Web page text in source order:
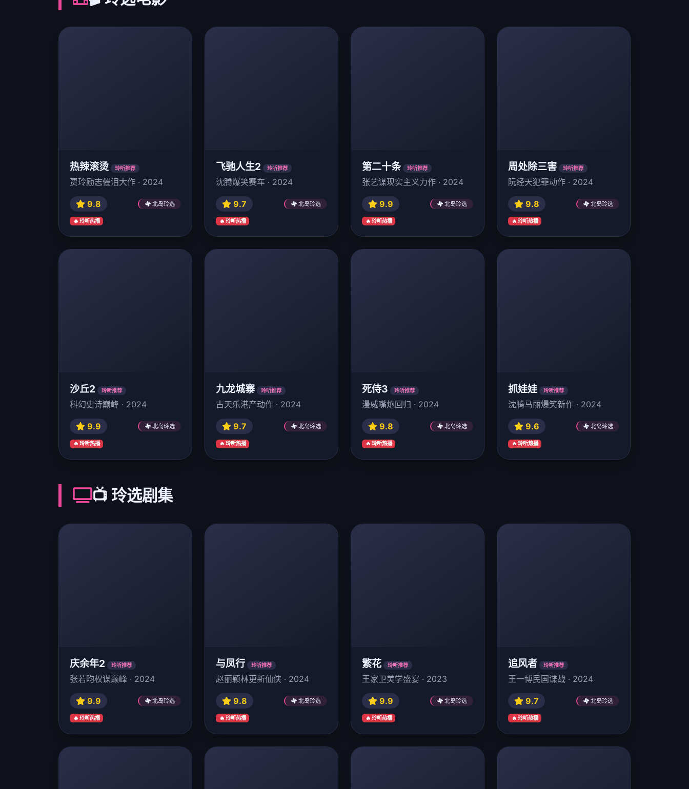
热辣滚烫 玲听推荐
贾玲励志催泪大作 · 2024
9.8 北岛玲选
🔥 玲听热播
飞驰人生2 玲听推荐
沈腾爆笑赛车 · 2024
9.7 北岛玲选
🔥 玲听热播
第二十条 玲听推荐
张艺谋现实主义力作 · 2024
9.9 北岛玲选
🔥 玲听热播
周处除三害 玲听推荐
阮经天犯罪动作 · 2024
9.8 北岛玲选
🔥 玲听热播
沙丘2 玲听推荐
科幻史诗巅峰 · 2024
9.9 北岛玲选
🔥 玲听热播
九龙城寨 玲听推荐
古天乐港产动作 · 2024
9.7 北岛玲选
🔥 玲听热播
死侍3 玲听推荐
漫威嘴炮回归 · 2024
9.8 北岛玲选
🔥 玲听热播
抓娃娃 玲听推荐
沈腾马丽爆笑新作 · 2024
9.6 北岛玲选
🔥 玲听热播
📺 玲选剧集
庆余年2 玲听推荐
张若昀权谋巅峰 · 2024
9.9 北岛玲选
🔥 玲听热播
与凤行 玲听推荐
赵丽颖林更新仙侠 · 2024
9.8 北岛玲选
🔥 玲听热播
繁花 玲听推荐
王家卫美学盛宴 · 2023
9.9 北岛玲选
🔥 玲听热播
追风者 玲听推荐
王一博民国谍战 · 2024
9.7 北岛玲选
🔥 玲听热播